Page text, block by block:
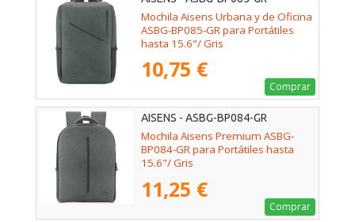
Mochila Aisens Urbana y de Oficina
ASBG-BP085-GR para Portátiles
hasta 15.6"/ Gris
10,75 €
Comprar
AISENS - ASBG-BP084-GR
Mochila Aisens Premium ASBG-
BP084-GR para Portátiles hasta
15.6"/ Gris
11,25 €
Comprar